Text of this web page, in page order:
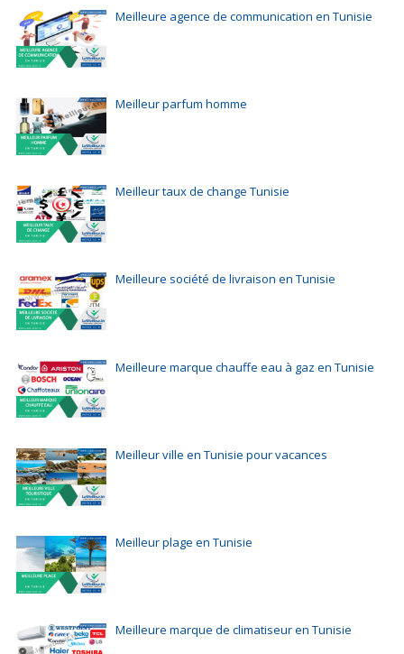
Meilleure agence de communication en Tunisie
Meilleur parfum homme
Meilleur taux de change Tunisie
Meilleure société de livraison en Tunisie
Meilleure marque chauffe eau à gaz en Tunisie
Meilleur ville en Tunisie pour vacances
Meilleur plage en Tunisie
Meilleure marque de climatiseur en Tunisie